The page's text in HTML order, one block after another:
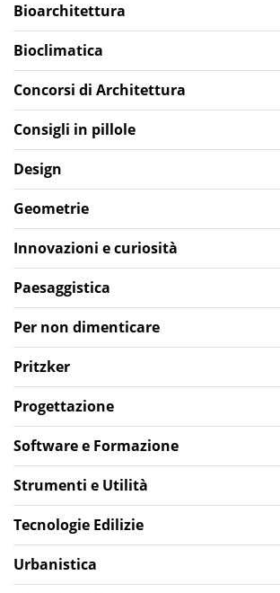
Bioarchitettura
Bioclimatica
Concorsi di Architettura
Consigli in pillole
Design
Geometrie
Innovazioni e curiosità
Paesaggistica
Per non dimenticare
Pritzker
Progettazione
Software e Formazione
Strumenti e Utilità
Tecnologie Edilizie
Urbanistica